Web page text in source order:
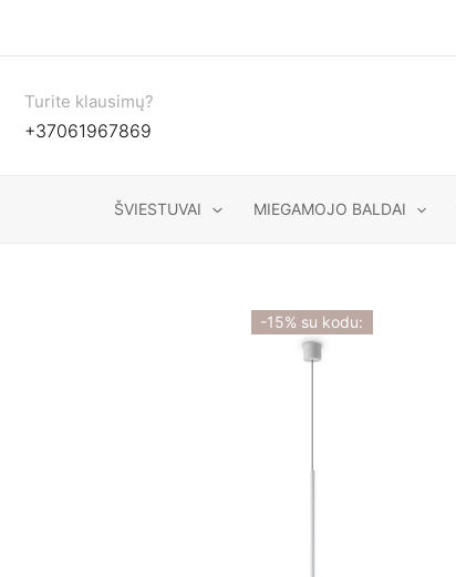
Turite klausimų?
+37061967869
ŠVIESTUVAI MIEGAMOJO BALDAI
-15% su kodu: